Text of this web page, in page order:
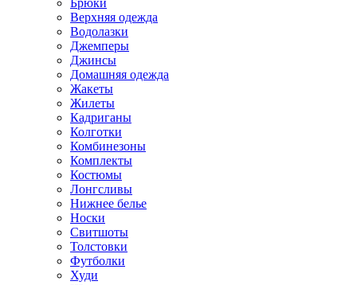
Верхняя одежда
Водолазки
Джемперы
Джинсы
Домашняя одежда
Жакеты
Жилеты
Кадриганы
Колготки
Комбинезоны
Комплекты
Костюмы
Лонгсливы
Нижнее белье
Носки
Свитшоты
Толстовки
Футболки
Худи